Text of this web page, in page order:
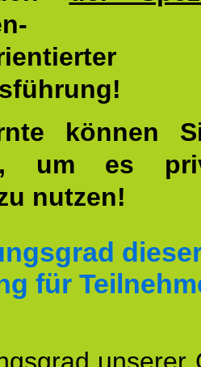
können
, um es
nutzen!
für